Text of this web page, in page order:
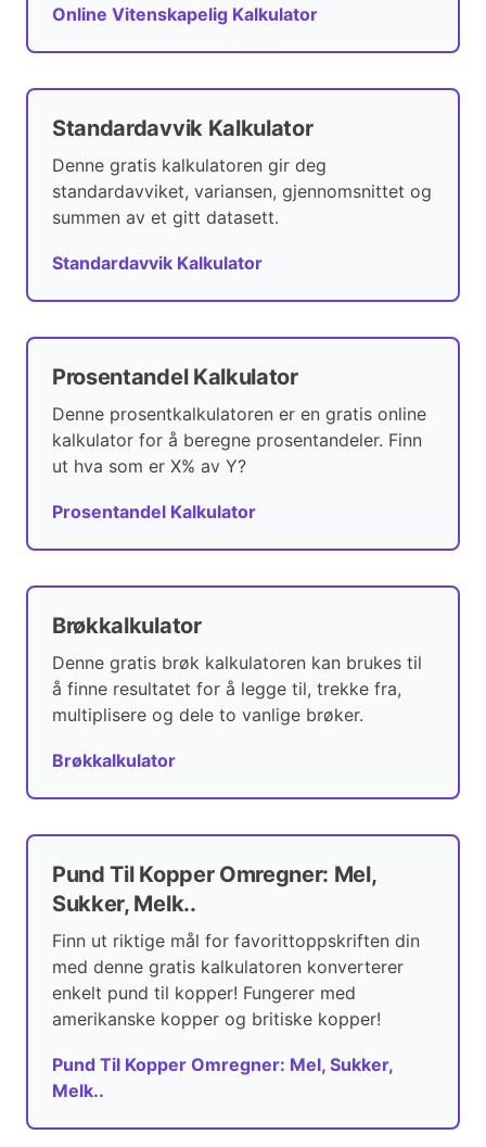
Online Vitenskapelig Kalkulator
Standardavvik Kalkulator
Denne gratis kalkulatoren gir deg
standardavviket, variansen, gjennomsnittet og
summen av et gitt datasett.
Standardavvik Kalkulator
Prosentandel Kalkulator
Denne prosentkalkulatoren er en gratis online
kalkulator for å beregne prosentandeler. Finn
ut hva som er X% av Y?
Prosentandel Kalkulator
Brøkkalkulator
Denne gratis brøk kalkulatoren kan brukes til
å finne resultatet for å legge til, trekke fra,
multiplisere og dele to vanlige brøker.
Brøkkalkulator
Pund Til Kopper Omregner: Mel,
Sukker, Melk..
Finn ut riktige mål for favorittoppskriften din
med denne gratis kalkulatoren konverterer
enkelt pund til kopper! Fungerer med
amerikanske kopper og britiske kopper!
Pund Til Kopper Omregner: Mel, Sukker,
Melk..